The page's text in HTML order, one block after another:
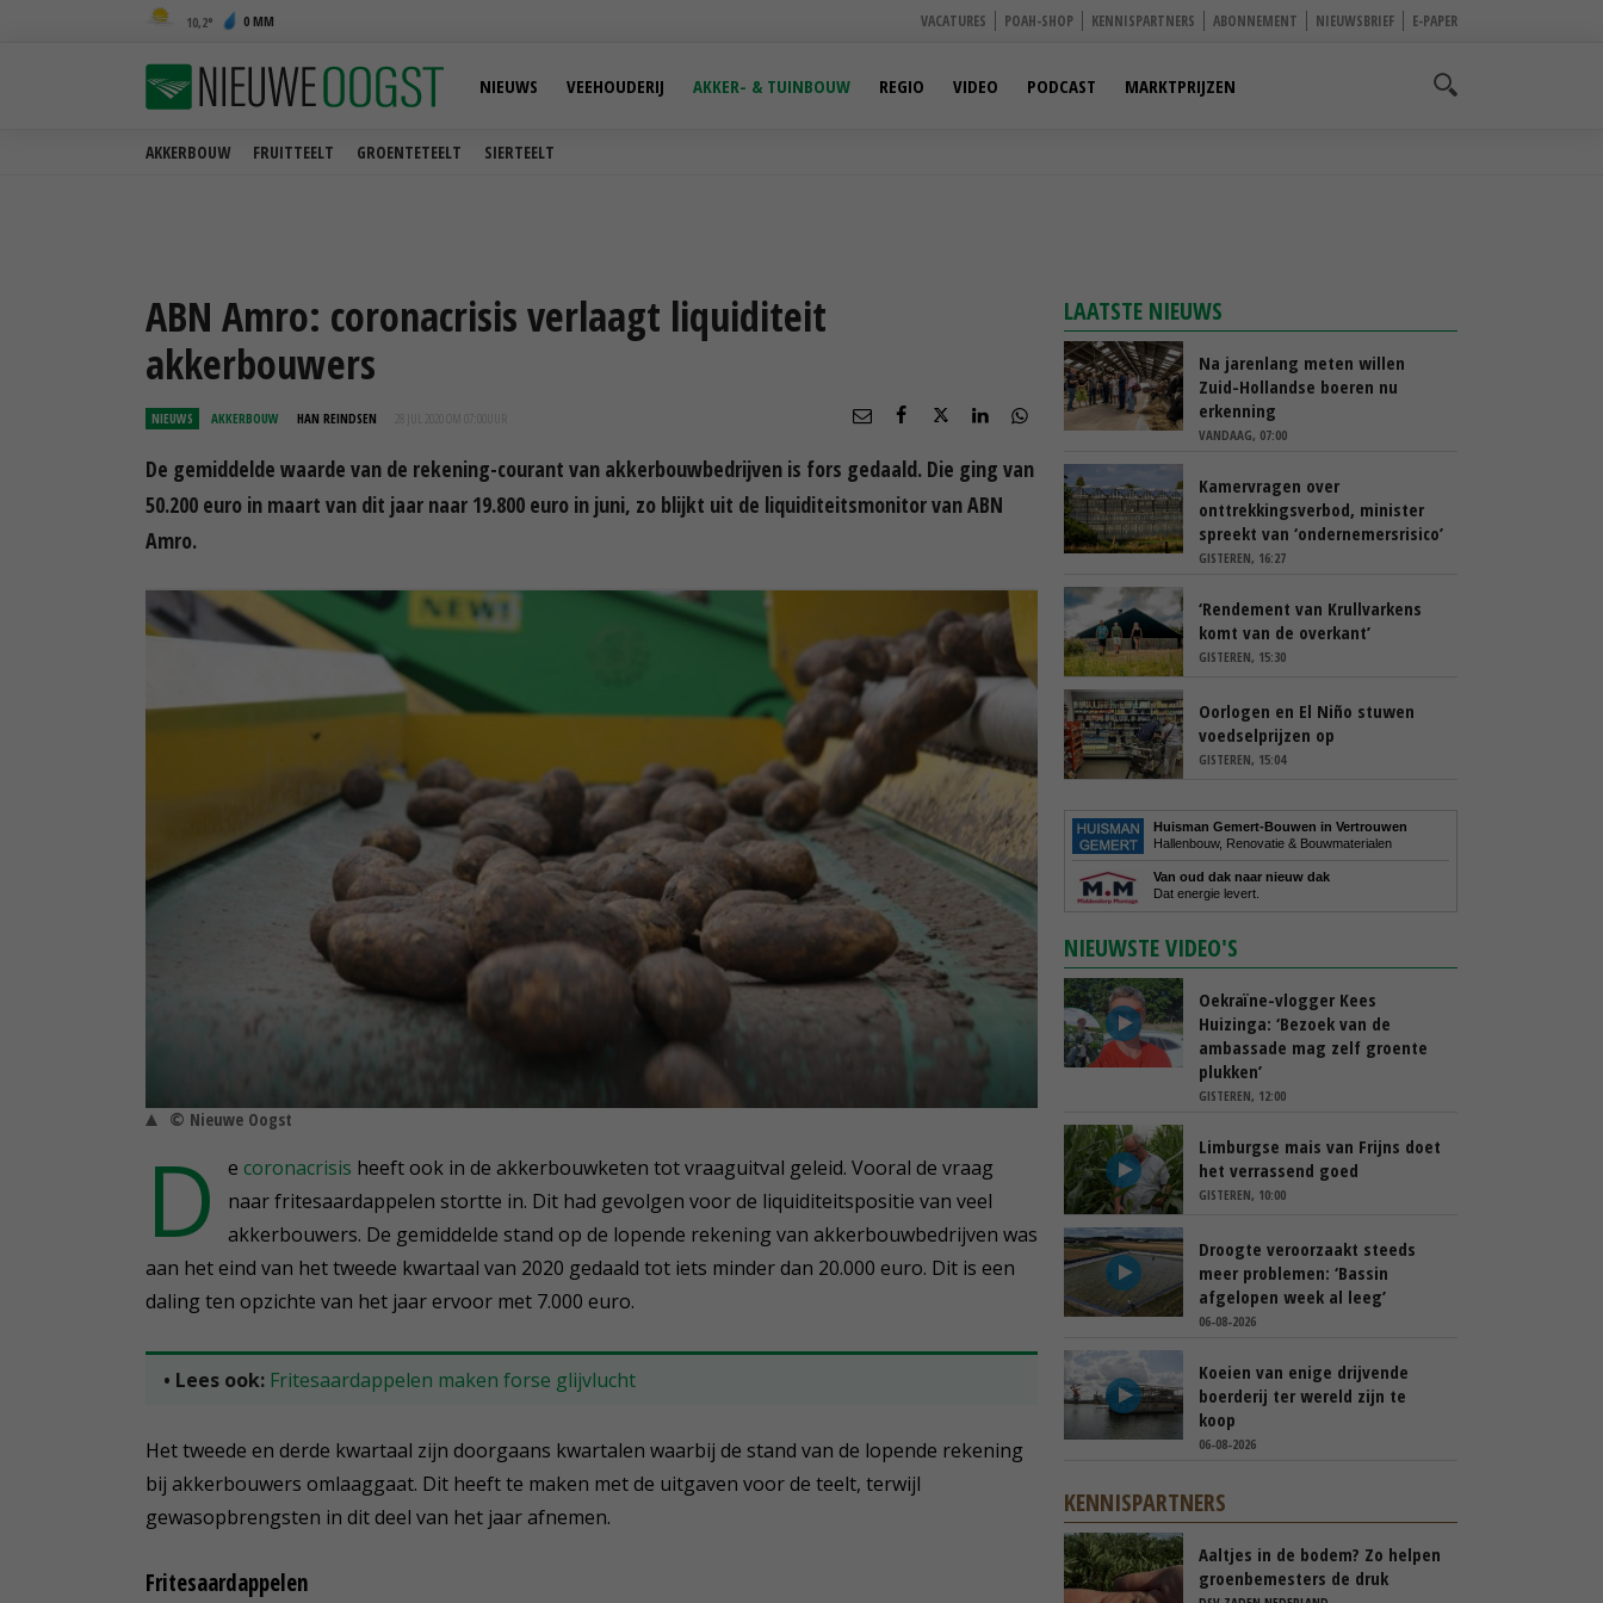
10,2 0 MM VACATURES POAH-SHOP KENNISPARTNERS ABONNEMENT NIEUWSBRIEF E-PAPER
AKKERBOUW FRUITTEELT GROENTETEELT SIERTEELT
NIEUWS VEEHOUDERIJ AKKER- & TUINBOUW REGIO VIDEO PODCAST MARKTPRIJZEN
ABN Amro: coronacrisis verlaagt liquiditeit
akkerbouwers
NIEUWS AKKERBOUW HAN REINDSEN 28 JUL 2020 OM 07:00
De gemiddelde waarde van de rekening-courant van akkerbouwbedrijven is fors gedaald. Die ging van
50.200 euro in maart van dit jaar naar 19.800 euro in juni, zo blijkt uit de liquiditeitsmonitor van ABN
Amro.
© Nieuwe Oogst
D e coronacrisis heeft ook in de akkerbouwketen tot vraaguitval geleid. Vooral de vraag
naar fritesaardappelen stortte in. Dit had gevolgen voor de liquiditeitspositie van veel
akkerbouwers. De gemiddelde stand op de lopende rekening van akkerbouwbedrijven was
aan het eind van het tweede kwartaal van 2020 gedaald tot iets minder dan 20.000 euro. Dit is een
daling ten opzichte van het jaar ervoor met 7.000 euro.
• Lees ook: Fritesaardappelen maken forse glijvlucht
Het tweede en derde kwartaal zijn doorgaans kwartalen waarbij de stand van de lopende rekening
bij akkerbouwers omlaaggaat. Dit heeft te maken met de uitgaven voor de teelt, terwijl
gewasopbrengsten in dit deel van het jaar afnemen.
Fritesaardappelen
LAATSTE NIEUWS
Na jarenlang meten willen
Zuid-Hollandse boeren nu
erkenning
VANDAAG, 07:00
Kamervragen over
onttrekkingsverbod, minister
spreekt van ‘ondernemersrisico’
GISTEREN, 16:27
‘Rendement van Krullvarkens
komt van de overkant’
GISTEREN, 15:30
Oorlogen en El Niño stuwen
voedselprijzen op
GISTEREN, 15:04
Huisman Gemert-Bouwen in Vertrouwen
Hallenbouw, Renovatie & Bouwmaterialen
Van oud dak naar nieuw dak
Dat energie levert.
NIEUWSTE VIDEO'S
Oekraïne-vlogger Kees
Huizinga: ‘Bezoek van de
ambassade mag zelf groente
plukken’
GISTEREN, 12:00
Limburgse mais van Frijns doet
het verrassend goed
GISTEREN, 10:00
Droogte veroorzaakt steeds
meer problemen: ‘Bassin
afgelopen week al leeg’
06-08-2026
Koeien van enige drijvende
boerderij ter wereld zijn te
koop
06-08-2026
KENNISPARTNERS
Aaltjes in de bodem? Zo helpen
groenbemesters de druk